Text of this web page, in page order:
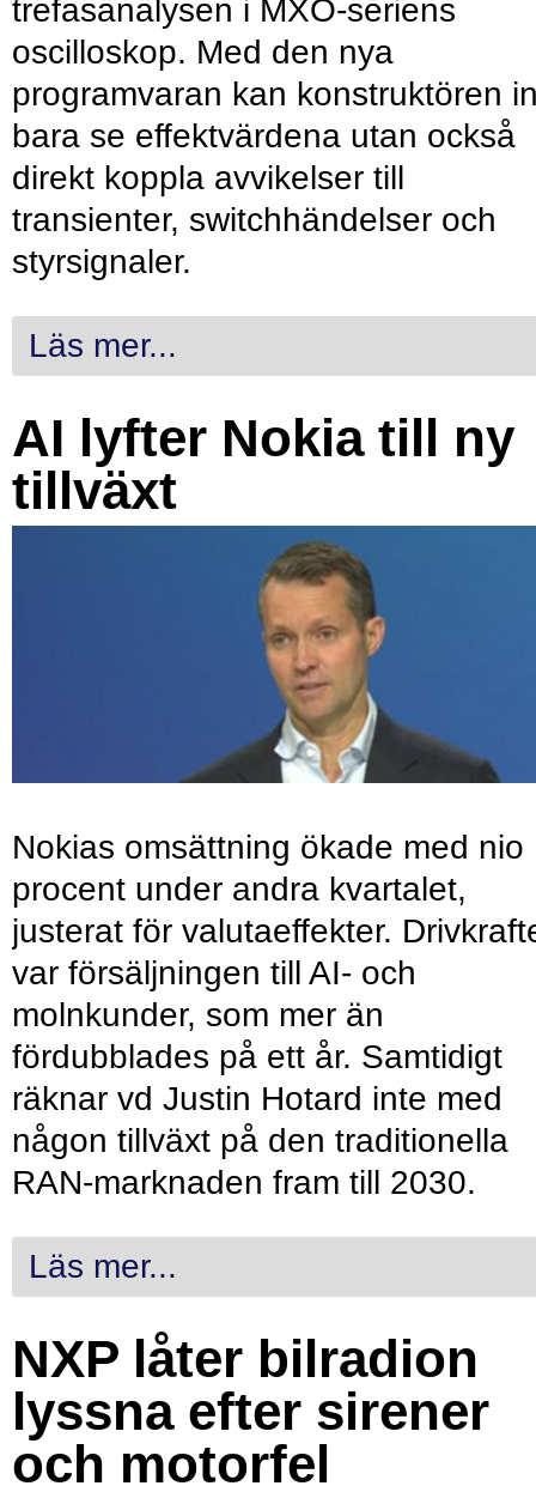
trefasanalysen i MXO-seriens
oscilloskop. Med den nya
programvaran kan konstruktören
bara se effektvärdena utan också
direkt koppla avvikelser till
transienter, switchhändelser och
styrsignaler.
Läs mer...
AI lyfter Nokia till ny
tillväxt
Nokias omsättning ökade med nio
procent under andra kvartalet,
justerat för valutaeffekter.
var försäljningen till AI- och
molnkunder, som mer än
fördubblades på ett år. Samtidigt
räknar vd Justin Hotard inte med
någon tillväxt på den traditionella
RAN-marknaden fram till 2030.
Läs mer...
NXP låter bilradion
lyssna efter sirener
och motorfel